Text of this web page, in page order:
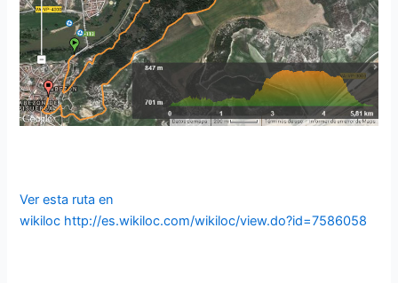
Ver esta ruta en
wikiloc http://es.wikiloc.com/wikiloc/view.do?id=7586058